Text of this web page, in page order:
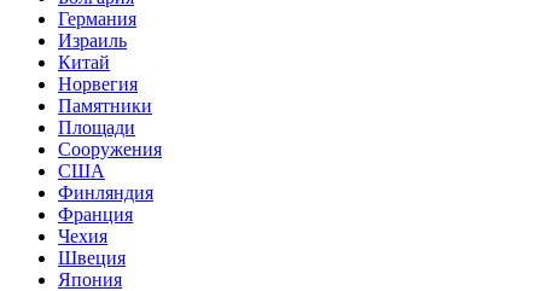
Германия
Израиль
Китай
Норвегия
Памятники
Площади
Сооружения
США
Финляндия
Франция
Чехия
Швеция
Япония